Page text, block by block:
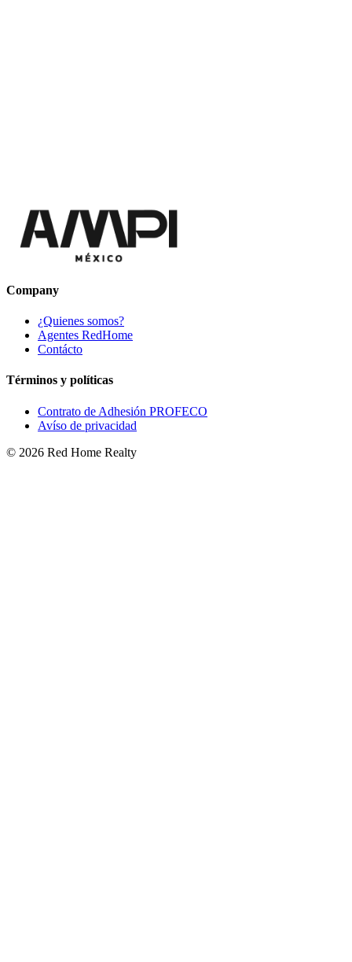
Company
¿Quienes somos?
Agentes RedHome
Contácto
Términos y políticas
Contrato de Adhesión PROFECO
Avíso de privacidad
© 2026 Red Home Realty